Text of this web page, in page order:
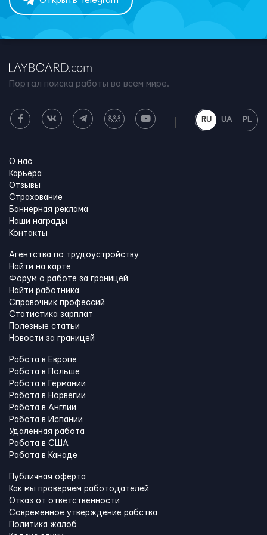
Портал поиска работы во всем мире.
RU UA PL
О нас
Карьера
Отзывы
Страхование
Баннерная реклама
Наши награды
Контакты
Агентства по трудоустройству
Найти на карте
Форум о работе за границей
Найти работника
Справочник профессий
Статистика зарплат
Полезные статьи
Новости за границей
Работа в Европе
Работа в Польше
Работа в Германии
Работа в Норвегии
Работа в Англии
Работа в Испании
Удаленная работа
Работа в США
Работа в Канадe
Публичная оферта
Как мы проверяем работодателей
Отказ от ответственности
Современное утверждение рабства
Политика жалоб